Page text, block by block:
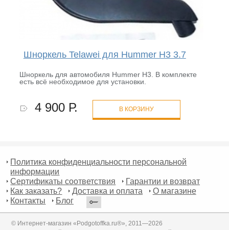
Шноркель Telawei для Hummer H3 3.7
Шноркель для автомобиля Hummer H3. В комплекте
есть всё необходимое для установки.
4 900 Р. В КОРЗИНУ
Политика конфиденциальности персональной
информации
Сертификаты соответствия
Гарантии и возврат
Как заказать?
Доставка и оплата
О магазине
Контакты
Блог
© Интернет-магазин «Podgotoffka.ru®», 2011—2026